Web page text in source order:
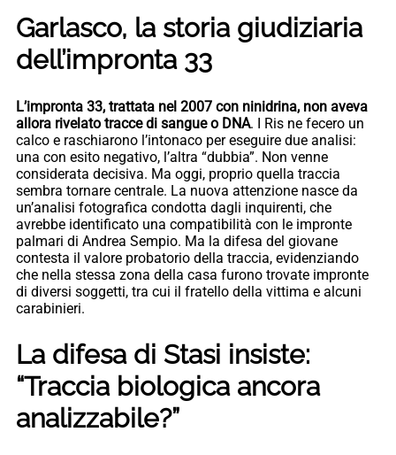
Garlasco, la storia giudiziaria
dell’impronta 33
L’impronta 33, trattata nel 2007 con ninidrina, non aveva
allora rivelato tracce di sangue o DNA. I Ris ne fecero un
calco e raschiarono l’intonaco per eseguire due analisi:
una con esito negativo, l’altra “dubbia”. Non venne
considerata decisiva. Ma oggi, proprio quella traccia
sembra tornare centrale. La nuova attenzione nasce da
un’analisi fotografica condotta dagli inquirenti, che
avrebbe identificato una compatibilità con le impronte
palmari di Andrea Sempio. Ma la difesa del giovane
contesta il valore probatorio della traccia, evidenziando
che nella stessa zona della casa furono trovate impronte
di diversi soggetti, tra cui il fratello della vittima e alcuni
carabinieri.
La difesa di Stasi insiste:
“Traccia biologica ancora
analizzabile?”